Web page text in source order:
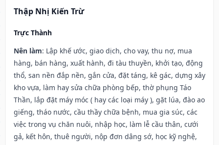
Thập Nhị Kiến Trừ
Trực Thành
Nên làm: Lập khế ước, giao dịch, cho vay, thu nợ, mua
hàng, bán hàng, xuất hành, đi tàu thuyền, khởi tạo, động
thổ, san nền đắp nền, gắn cửa, đặt táng, kê gác, dựng xây
kho vựa, làm hay sửa chữa phòng bếp, thờ phụng Táo
Thần, lắp đặt máy móc ( hay các loại máy ), gặt lúa, đào ao
giếng, tháo nước, cầu thầy chữa bệnh, mua gia súc, các
việc trong vụ chăn nuôi, nhập học, làm lễ cầu thân, cưới
gả, kết hôn, thuê người, nộp đơn dâng sớ, học kỹ nghệ,